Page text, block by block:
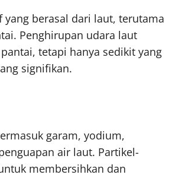
berasal dari laut, terutama
Penghirupan udara laut
tetapi hanya sedikit yang
signifikan.
garam, yodium,
air laut. Partikel-
membersihkan dan